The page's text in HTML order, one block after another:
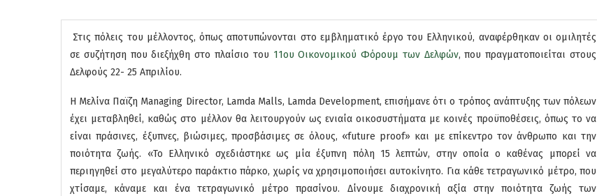
Στις πόλεις του μέλλοντος, όπως αποτυπώνονται στο εμβληματικό έργο του Ελληνικού, αναφέρθηκαν οι ομιλητές
σε συζήτηση που διεξήχθη στο πλαίσιο του 11oυ Οικονομικού Φόρουμ των Δελφών, που πραγματοποιείται στους
Δελφούς 22- 25 Απριλίου.
Η Μελίνα Παϊζη Managing Director, Lamda Malls, Lamda Development, επισήμανε ότι ο τρόπος ανάπτυξης των πόλεων
έχει μεταβληθεί, καθώς στο μέλλον θα λειτουργούν ως ενιαία οικοσυστήματα με κοινές προϋποθέσεις, όπως το να
είναι πράσινες, έξυπνες, βιώσιμες, προσβάσιμες σε όλους, «future proof» και με επίκεντρο τον άνθρωπο και την
ποιότητα ζωής. «Το Ελληνικό σχεδιάστηκε ως μία έξυπνη πόλη 15 λεπτών, στην οποία ο καθένας μπορεί να
περιηγηθεί στο μεγαλύτερο παράκτιο πάρκο, χωρίς να χρησιμοποιήσει αυτοκίνητο. Για κάθε τετραγωνικό μέτρο, που
χτίσαμε, κάναμε και ένα τετραγωνικό μέτρο πρασίνου. Δίνουμε διαχρονική αξία στην ποιότητα ζωής των